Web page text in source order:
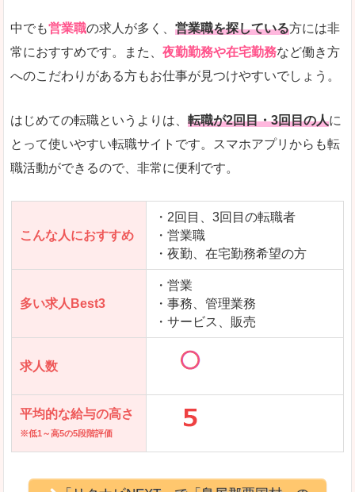
求人数が少ないので、逆に探しやすいといった一
求人を含んだページを見てみる
中でも営業職の求人が多く、 営業職を探している方には非
常におすすめです。また、 夜勤勤務や在宅勤務など働き方
へのこだわりがある方もお仕事が見つけやすいでしょう。
はじめての転職というよりは、 転職が2回目・3回目の人に
とって使いやすい転職サイトです。スマホアプリからも転
職活動ができるので、非常に便利です。
こんな人におすすめ
・2回目、3回目の転職者
・営業職
・夜勤、在宅勤務希望の方
多い求人Best3
・営業
・事務、管理業務
・サービス、販売
求人数
平均的な給与の高さ
※低1～高5の5段階評価